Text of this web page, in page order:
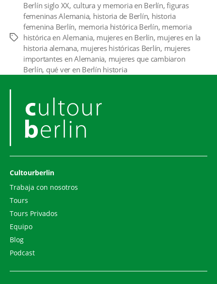
Etiquetas
Berlín siglo XX, cultura y memoria en Berlín,figuras
femeninas Alemania, historia de Berlín, historia
femenina Berlín, memoria histórica Berlín, memoria
histórica en Alemania, mujeres en Berlín, mujeres en la
historia alemana, mujeres históricas Berlín, mujeres
importantes en Alemania, mujeres que cambiaron
Berlín, qué ver en Berlín historia
Cultourberlin
Trabaja con nosotros
Tours
Tours Privados
Equipo
Blog
Podcast